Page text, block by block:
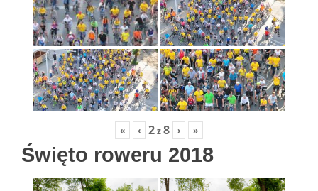
« ‹ 2z8 › »
Święto roweru 2018